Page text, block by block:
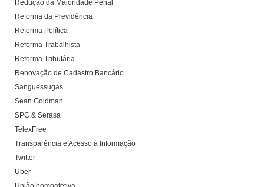
Redução da Maioridade Penal
Reforma da Previdência
Reforma Política
Reforma Trabalhista
Reforma Tributária
Renovação de Cadastro Bancário
Sanguessugas
Sean Goldman
SPC & Serasa
TelexFree
Transparência e Acesso à Informação
Twitter
Uber